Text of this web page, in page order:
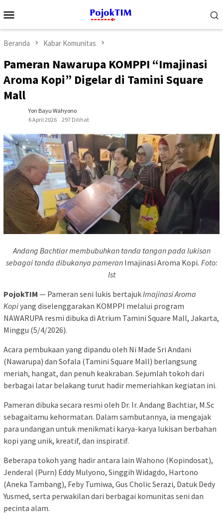
ke
Mobile
Beranda Kabar Komunitas
Pameran Nawarupa KOMPPI “Imajinasi
Aroma Kopi” Digelar di Tamini Square
Mall
Yon Bayu Wahyono
6 April 2026
297 Dilihat
Andang Bachtiar membubuhkan tanda tangan pada lukisan
sebagai tanda dibukanya pameran Imajinasi Aroma Kopi. Foto:
Ist
PojokTIM — Pameran seni lukis bertajukImajinasi Aroma
Kopiyang diselenggarakan KOMPPI melalui program
NAWARUPA resmi dibuka di Atrium Tamini Square Mall, Jakarta,
Minggu (5/4/2026).
Acara pembukaan yang dipandu oleh Ni Made Sri Andani
(Nawarupa) dan Sofala (Tamini Square Mall) berlangsung
meriah, hangat, dan penuh keakraban. Sejumlah tokoh dari
berbagai latar belakang turut hadir memeriahkan kegiatan ini.
Pameran dibuka secara resmi oleh Dr. Ir. Andang Bachtiar, M.Sc
sebagaitamu kehormatan. Dalam sambutannya, ia mengajak
para undangan untuk menikmati karya-karya lukisan berbahan
kopi yang unik, kreatif, dan inspiratif.
Beberapa tokoh yang hadir antara lain Wahono (Kopindosat),
Jenderal (Purn) Eddy Mulyono, Singgih Widagdo, Hartono
(Aneka Tambang), Feby Tumiwa, Gus Cholic Serazi, Datuk Dedy
Yusmed, serta perwakilan dari berbagai komunitas seni dan
pecinta alam.